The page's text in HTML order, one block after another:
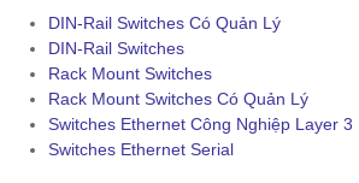
DIN-Rail Switches Có Quản Lý
DIN-Rail Switches
Rack Mount Switches
Rack Mount Switches Có Quản Lý
Switches Ethernet Công Nghiệp Layer 3
Switches Ethernet Serial